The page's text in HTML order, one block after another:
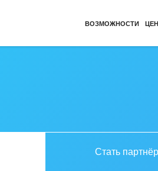
ВОЗМОЖНОСТИ
Стать